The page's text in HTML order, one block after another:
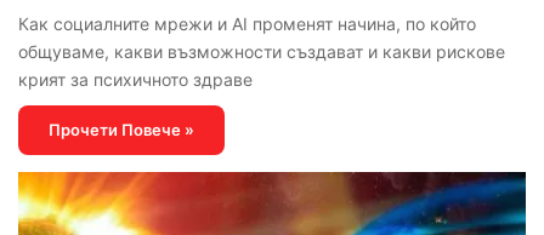
Как социалните мрежи и AI променят начина, по който
общуваме, какви възможности създават и какви рискове
крият за психичното здраве
Прочети Повече »